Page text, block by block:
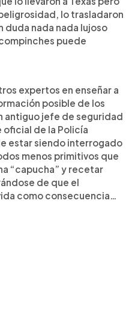
lo trasladaron
duda nada nada lujoso
puede
expertos en enseñar a
posible de los
antiguo jefe de seguridad
oficial de la Policía
estar siendo interrogado
menos primitivos que
“capucha” y recetar
de que el
como consecuencia…